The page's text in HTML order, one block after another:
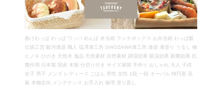
曲げわっぱ わっぱ ワッパ めんぱ 弁当箱 ランチボックス お弁当箱 わっぱ飯
伝統工芸 駿河漆器 職人 塩澤漆工所 SHIOZAWA漆工所 漆器 漆塗り うるし 檜
ヒノキ ひのき 天然木 逸品 天然素材 自然素材 調湿効果 吸湿効果 殺菌効果 抗
菌作用 日本製 国産 木製 仕切り付き サイズ展開 手作り おしゃれ 大人 子供
女子 男子 メンズ レディース ごはん 男性 女性 1段 一段 オーバル 楕円形 高
級 本物志向 メンテナンス お手入れ 修理 塗り直し